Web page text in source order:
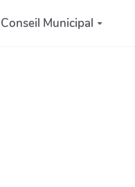
Municipal